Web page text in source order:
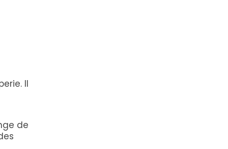
Il
de